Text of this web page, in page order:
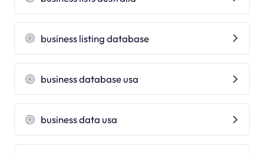
business listing database
business database usa
business data usa